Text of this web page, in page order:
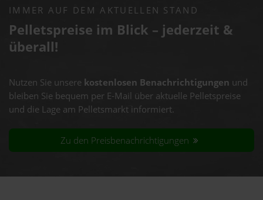
IMMER AUF DEM AKTUELLEN STAND
Pelletspreise im Blick – jederzeit &
überall!
Nutzen Sie unsere kostenlosen Benachrichtigungen und
bleiben Sie bequem per E-Mail über aktuelle Pelletspreise
und die Lage am Pelletsmarkt informiert.
Zu den Preisbenachrichtigungen